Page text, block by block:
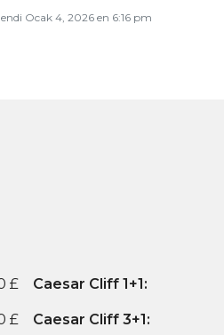
Ocak 4, 2026 en 6:16 pm
£ Caesar Cliff 1+1:
£ Caesar Cliff 3+1: